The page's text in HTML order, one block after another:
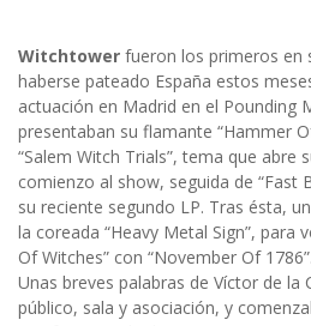
Witchtower fueron los primeros en
haberse pateado España estos
actuación en Madrid en el Pounding
presentaban su flamante “Hammer
“Salem Witch Trials”, tema que abre
comienzo al show, seguida de “Fast
su reciente segundo LP. Tras ésta,
la coreada “Heavy Metal Sign”, para
Of Witches” con “November Of 1786”.
Unas breves palabras de Víctor de la
público, sala y asociación, y